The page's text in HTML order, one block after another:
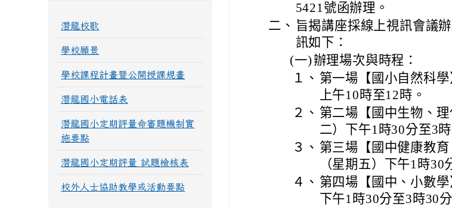
5421號函辦理。
二、 旨揭講座採線上視訊會議
訊如下：
(一)辦理場次與時程：
１、 第一場【國小自然科學
上午10時至12時。
２、 第二場【國中生物、
二）下午1時30分至3時
３、 第三場【國中健康教
（星期五）下午1時30
４、 第四場【國中、小數學
下午1時30分至3時30分
潛龍校歌
學校願景
學校課程計畫暨公開授課規畫
潛龍國小電話表
潛龍國小定期評量命審題機制實
施要點
潛龍國小定期評量 試題檢核表
校外人士協助教學或活動要點